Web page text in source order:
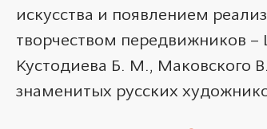
искусства и появлением
творчеством передвижников
Кустодиева Б. М., Маковского
знаменитых русских